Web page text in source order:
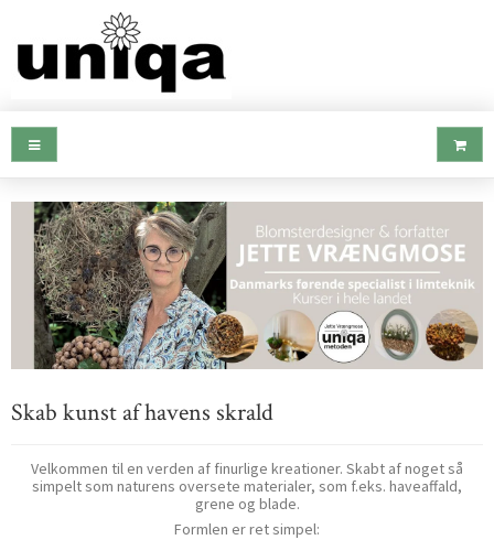
Skab kunst af havens skrald
Velkommen til en verden af finurlige kreationer. Skabt af noget så
simpelt som naturens oversete materialer, som f.eks. haveaffald,
grene og blade.
Formlen er ret simpel: